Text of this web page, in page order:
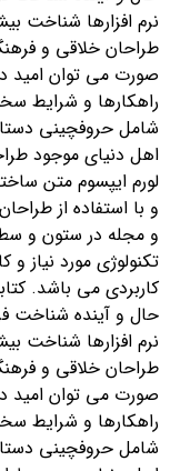
نرم افزارها شناخت
طراحان خلاقی و
صورت می توان امید
راهکارها و شرایط
شامل حروفچینی
اهل دنیای موجود
لورم ایپسوم متن
و با استفاده از
و مجله در ستون و
تکنولوژی مورد نیاز و
کاربردی می باشد.
حال و آینده شناخت
نرم افزارها شناخت
طراحان خلاقی و
صورت می توان امید
راهکارها و شرایط
شامل حروفچینی